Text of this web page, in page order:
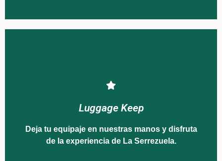
Luggage Keep
Deja tu equipaje en nuestras manos y disfruta
de la experiencia de La Serrezuela.
Luggage Keep
Deja tu equipaje en nuestras manos y disfruta de